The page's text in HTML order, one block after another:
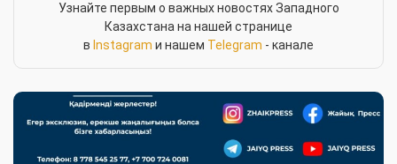
Узнайте первым о важных новостях Западного
Казахстана на нашей странице
в Instagram и нашем Telegram - канале